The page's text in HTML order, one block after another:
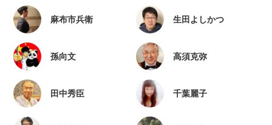
麻布市兵衛 生田よしかつ
孫向文 高須克弥
田中秀臣 千葉麗子